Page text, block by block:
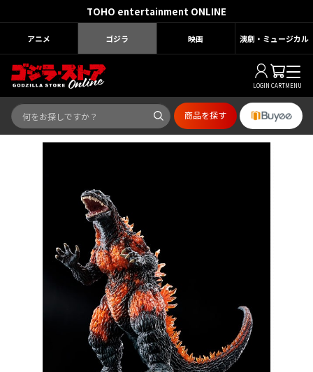
TOHO entertainment ONLINE
アニメ ゴジラ 映画 演劇・ミュージカル
LOGIN CARTMENU
商品を探す